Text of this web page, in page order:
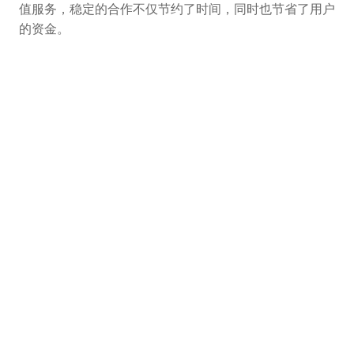
值服务，稳定的合作不仅节约了时间，同时也节省了用户
的资金。